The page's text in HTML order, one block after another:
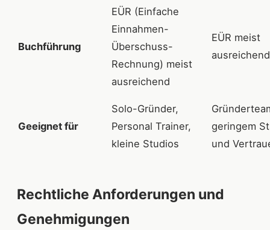
Buchführung
EÜR (Einfache
Einnahmen-
Überschuss-
Rechnung) meist
ausreichend
EÜR meist
ausreichend
Geeignet für
Solo-Gründer,
Personal Trainer,
kleine Studios
geringem
und
Rechtliche Anforderungen und
Genehmigungen